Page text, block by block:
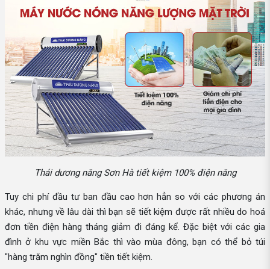
Thái dương năng Sơn Hà tiết kiệm 100% điện năng
Tuy chi phí đầu tư ban đầu cao hơn hẳn so với các phương án
khác, nhưng về lâu dài thì bạn sẽ tiết kiệm được rất nhiều do hoá
đơn tiền điện hàng tháng giảm đi đáng kể. Đặc biệt với các gia
đình ở khu vực miền Bắc thì vào mùa đông, bạn có thể bỏ túi
"hàng trăm nghìn đồng" tiền tiết kiệm.